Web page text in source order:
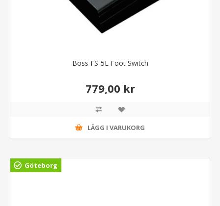
Boss FS-5L Foot Switch
779,00 kr
LÄGG I VARUKORG
Göteborg